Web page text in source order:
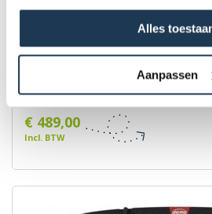
Alles
Aanpassen
€ 489,00
Incl. BTW